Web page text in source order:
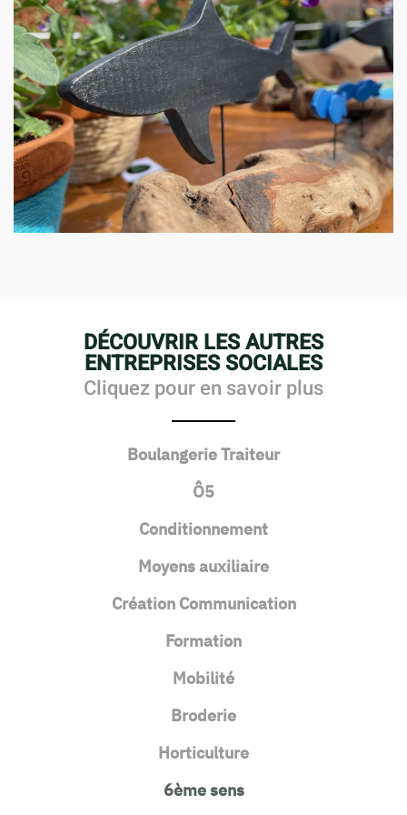
DÉCOUVRIR LES AUTRES
ENTREPRISES SOCIALES
Cliquez pour en savoir plus
Boulangerie Traiteur
Ô5
Conditionnement
Moyens auxiliaire
Création Communication
Formation
Mobilité
Broderie
Horticulture
6ème sens